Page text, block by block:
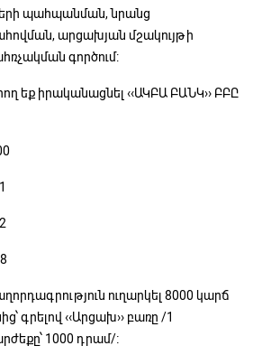
պահպանման, նրանց
արցախյան մշակույթի
գործում:
եք իրականացնել ‹‹ԱԿԲԱ ԲԱՆԿ›› ԲԲԸ
ուղարկել 8000 կարճ
գրելով ‹‹Արցախ›› բառը /1
1000 դրամ/։